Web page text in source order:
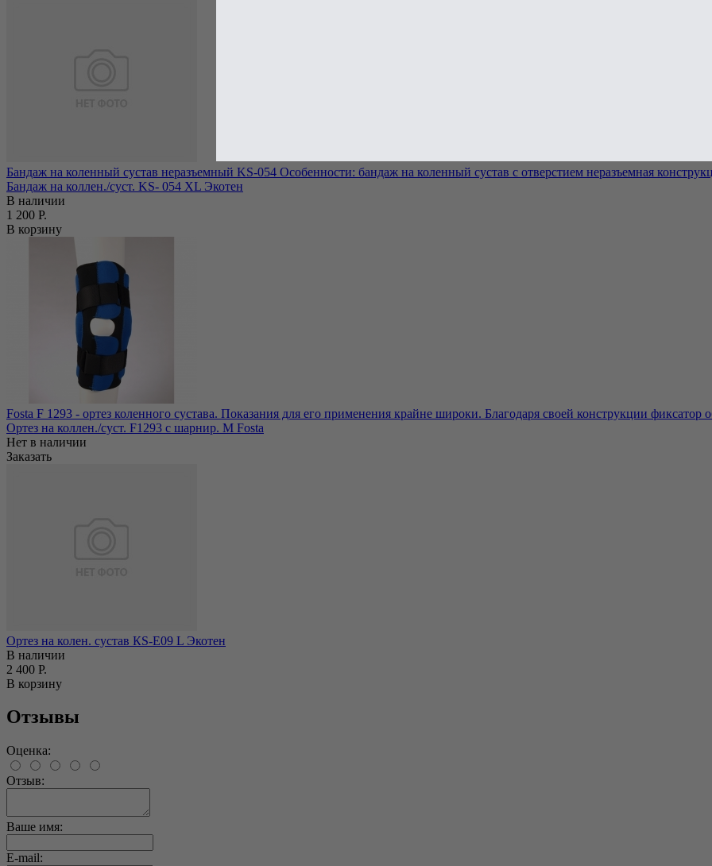
Бандаж на коленный сустав неразъемный KS-054 Особенности: бандаж на коленный сустав с отверстием неразъемная
Бандаж на коллен./суст. KS- 054 ХL Экотен
В наличии
1 200 Р.
В корзину
Fosta F 1293 - ортез коленного сустава. Показания для его применения крайне широки. Благодаря своей конструкции фиксатор
Ортез на коллен./суст. F1293 с шарнир. M Fosta
Нет в наличии
Заказать
Ортез на колен. сустав КS-E09 L Экотен
В наличии
2 400 Р.
В корзину
Отзывы
Оценка:
Отзыв:
Ваше имя:
E-mail: